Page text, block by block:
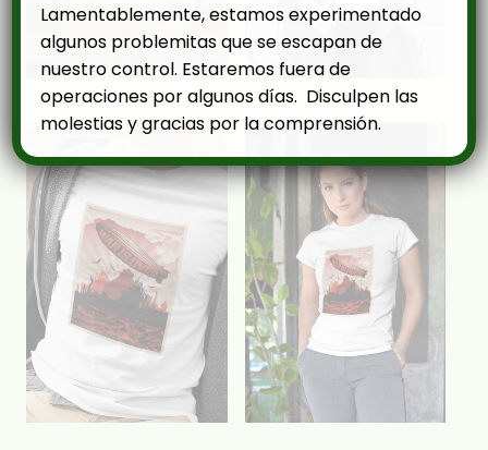
Lamentablemente, estamos experimentado
algunos problemitas que se escapan de
nuestro control. Estaremos fuera de
operaciones por algunos días. Disculpen las
molestias y gracias por la comprensión.